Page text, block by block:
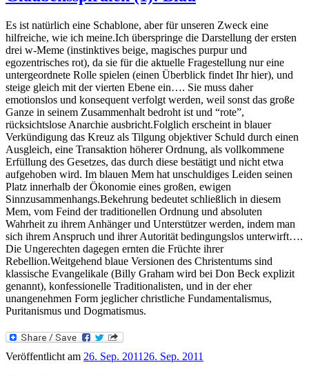
Es ist natürlich eine Schablone, aber für unseren Zweck eine
hilfreiche, wie ich meine.Ich überspringe die Darstellung der ersten
drei w-Meme (instinktives beige, magisches purpur und
egozentrisches rot), da sie für die aktuelle Fragestellung nur eine
untergeordnete Rolle spielen (einen Überblick findet Ihr hier), und
steige gleich mit der vierten Ebene ein…. Sie muss daher
emotionslos und konsequent verfolgt werden, weil sonst das große
Ganze in seinem Zusammenhalt bedroht ist und “rote”,
rücksichtslose Anarchie ausbricht.Folglich erscheint in blauer
Verkündigung das Kreuz als Tilgung objektiver Schuld durch einen
Ausgleich, eine Transaktion höherer Ordnung, als vollkommene
Erfüllung des Gesetzes, das durch diese bestätigt und nicht etwa
aufgehoben wird. Im blauen Mem hat unschuldiges Leiden seinen
Platz innerhalb der Ökonomie eines großen, ewigen
Sinnzusammenhangs.Bekehrung bedeutet schließlich in diesem
Mem, vom Feind der traditionellen Ordnung und absoluten
Wahrheit zu ihrem Anhänger und Unterstützer werden, indem man
sich ihrem Anspruch und ihrer Autorität bedingungslos unterwirft….
Die Ungerechten dagegen ernten die Früchte ihrer
Rebellion.Weitgehend blaue Versionen des Christentums sind
klassische Evangelikale (Billy Graham wird bei Don Beck explizit
genannt), konfessionelle Traditionalisten, und in der eher
unangenehmen Form jeglicher christliche Fundamentalismus,
Puritanismus und Dogmatismus.
Veröffentlicht am 26. Sep. 2011 26. Sep. 2011